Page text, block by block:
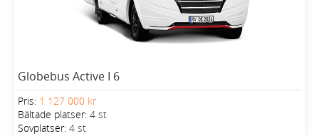
Globebus Active I 6
Pris: 1 127 000 kr
Bältade platser: 4 st
Sovplatser: 4 st